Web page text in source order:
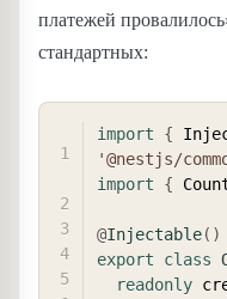
платежей
стандартных:
import {
'@nestjs/
import
{
@Injectable( )
export
class
readonly